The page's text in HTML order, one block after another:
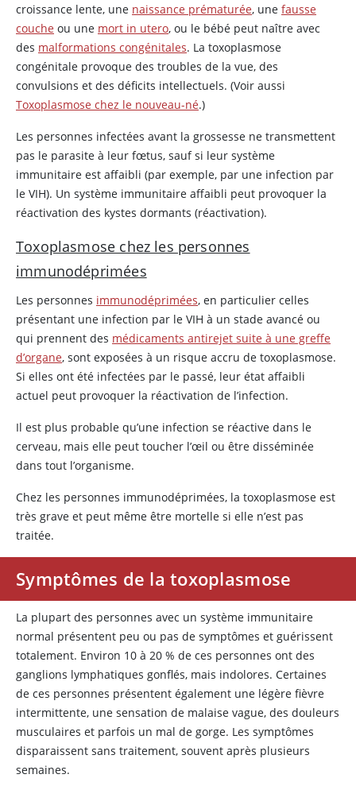
croissance lente, une naissance prématurée, une fausse
couche ou une mort in utero, ou le bébé peut naître avec
des malformations congénitales. La toxoplasmose
congénitale provoque des troubles de la vue, des
convulsions et des déficits intellectuels. (Voir aussi
Toxoplasmose chez le nouveau-né.)
Les personnes infectées avant la grossesse ne transmettent
pas le parasite à leur fœtus, sauf si leur système
immunitaire est affaibli (par exemple, par une infection par
le VIH). Un système immunitaire affaibli peut provoquer la
réactivation des kystes dormants (réactivation).
Toxoplasmose chez les personnes
immunodéprimées
Les personnes immunodéprimées, en particulier celles
présentant une infection par le VIH à un stade avancé ou
qui prennent des médicaments antirejet suite à une greffe
d’organe, sont exposées à un risque accru de toxoplasmose.
Si elles ont été infectées par le passé, leur état affaibli
actuel peut provoquer la réactivation de l’infection.
Il est plus probable qu’une infection se réactive dans le
cerveau, mais elle peut toucher l’œil ou être disséminée
dans tout l’organisme.
Chez les personnes immunodéprimées, la toxoplasmose est
très grave et peut même être mortelle si elle n’est pas
traitée.
Symptômes de la toxoplasmose
La plupart des personnes avec un système immunitaire
normal présentent peu ou pas de symptômes et guérissent
totalement. Environ 10 à 20 % de ces personnes ont des
ganglions lymphatiques gonflés, mais indolores. Certaines
de ces personnes présentent également une légère fièvre
intermittente, une sensation de malaise vague, des douleurs
musculaires et parfois un mal de gorge. Les symptômes
disparaissent sans traitement, souvent après plusieurs
semaines.